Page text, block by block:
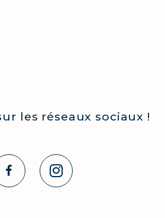
les réseaux sociaux !